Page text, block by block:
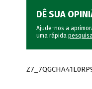
DÊ SUA
Ajude-nos a
uma rápida